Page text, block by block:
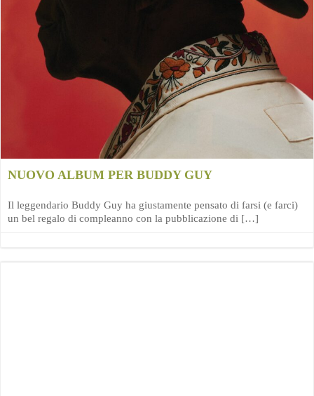
NUOVO ALBUM PER BUDDY GUY
Il leggendario Buddy Guy ha giustamente pensato di farsi (e farci)
un bel regalo di compleanno con la pubblicazione di […]